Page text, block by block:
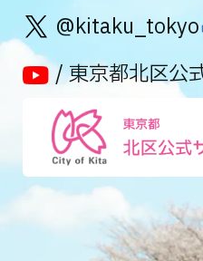
@kitaku_tokyo
/ 東京都北区公